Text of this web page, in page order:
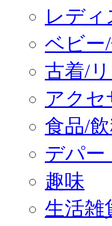
レデ
ベビー
古着/
アクセ
食品/
デパー
趣味
生活雑